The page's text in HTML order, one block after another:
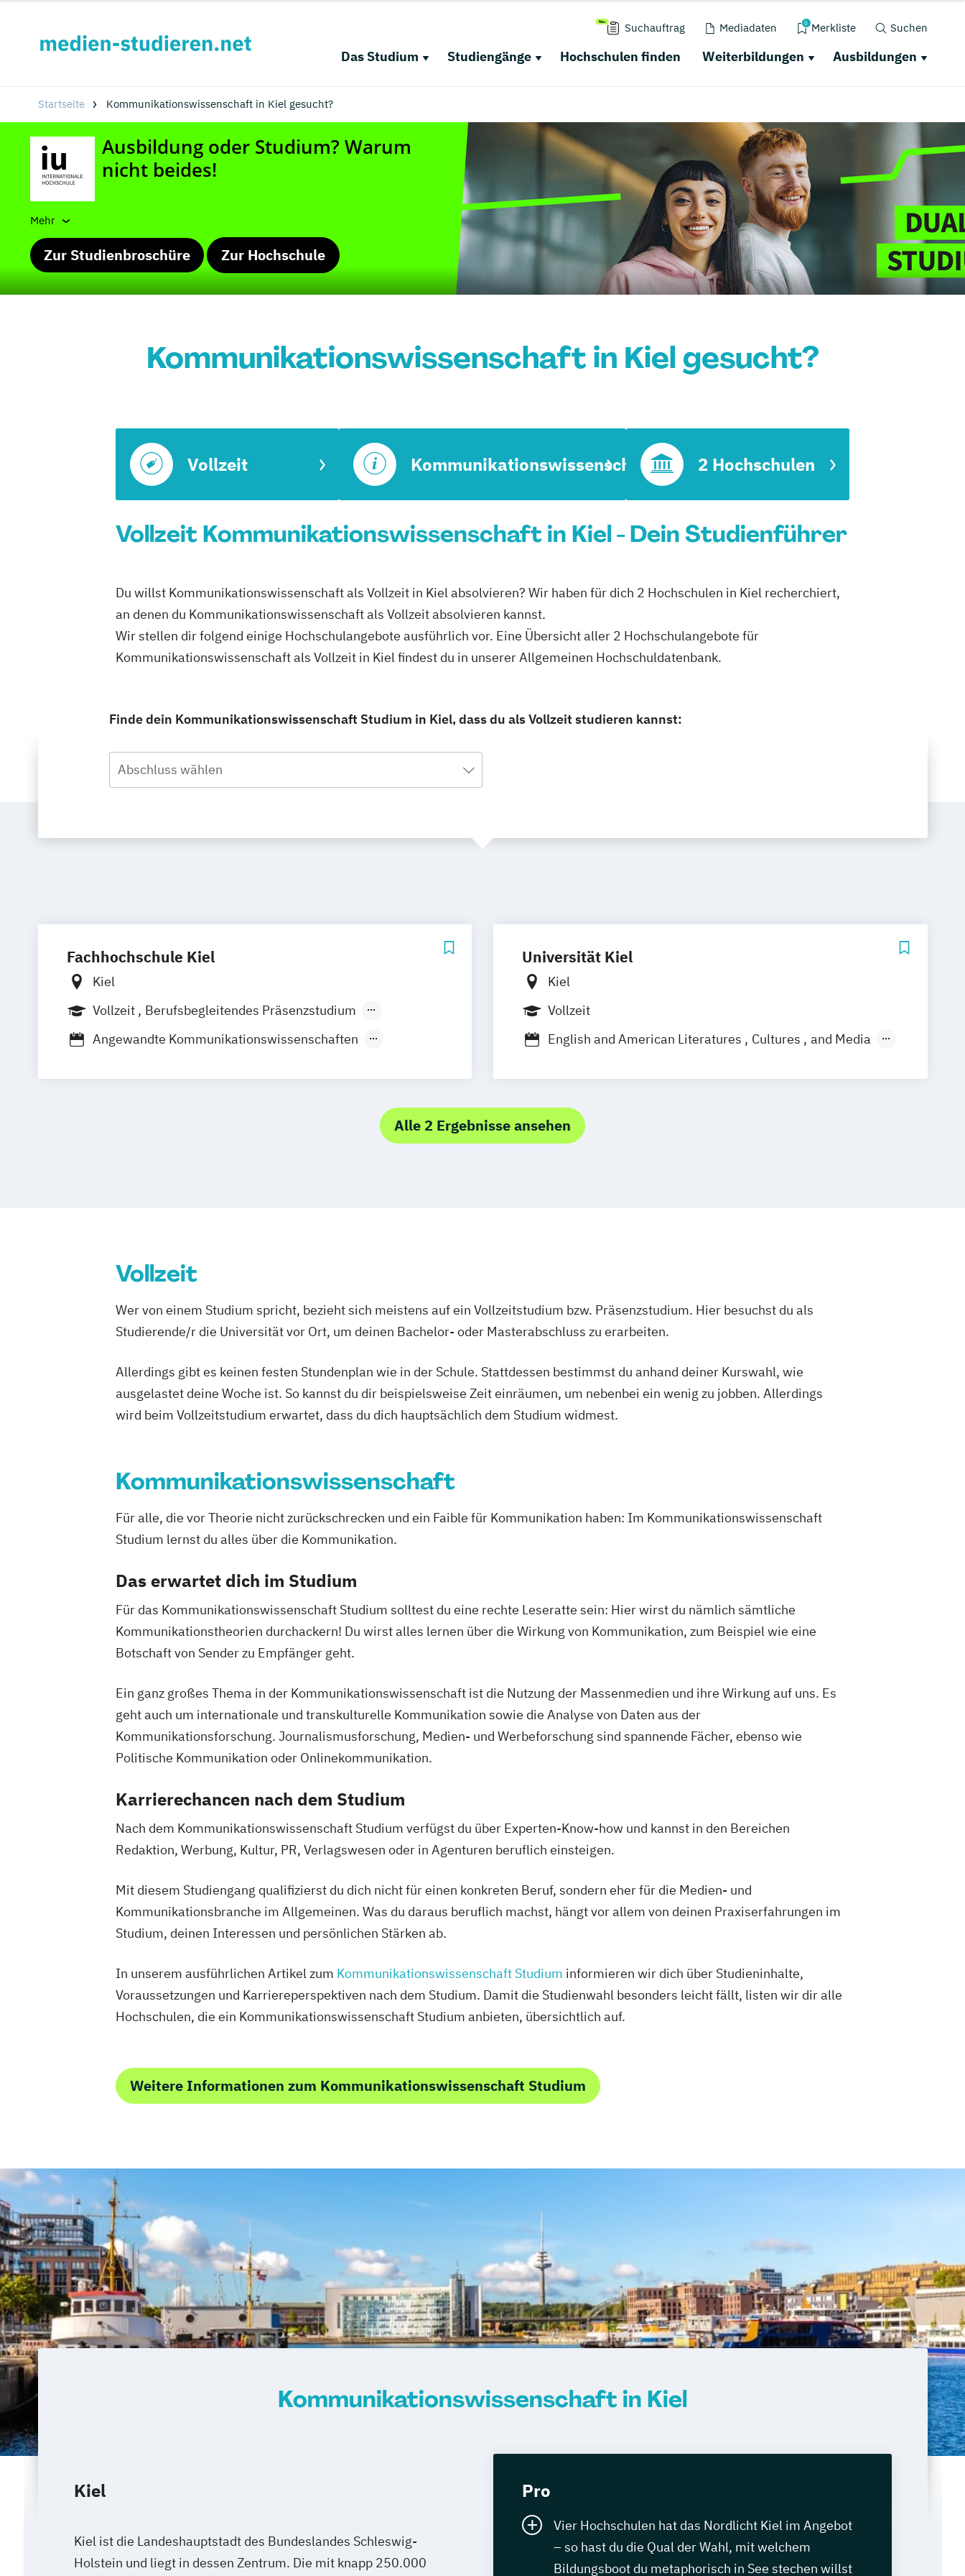
Suchauftrag Mediadaten 0 Merkliste Suchen
Das Studium Studiengänge Hochschulen finden Weiterbildungen Ausbildungen
Startseite Kommunikationswissenschaft in Kiel gesucht?
Mehr
Zur Studienbroschüre Zur Hochschule
Kommunikationswissenschaft in Kiel gesucht?
Vollzeit Kommunikationswissenschaft 2 Hochschulen
Vollzeit Kommunikationswissenschaft in Kiel - Dein Studienführer
Du willst Kommunikationswissenschaft als Vollzeit in Kiel absolvieren? Wir haben für dich 2 Hochschulen in Kiel recherchiert,
an denen du Kommunikationswissenschaft als Vollzeit absolvieren kannst.
Wir stellen dir folgend einige Hochschulangebote ausführlich vor. Eine Übersicht aller 2 Hochschulangebote für
Kommunikationswissenschaft als Vollzeit in Kiel findest du in unserer Allgemeinen Hochschuldatenbank.
Finde dein Kommunikationswissenschaft Studium in Kiel, dass du als Vollzeit studieren kannst:
Abschluss wählen
Fachhochschule Kiel
Kiel
Vollzeit
Berufsbegleitendes Präsenzstudium
Duales Studium
Fernstudium
Angewandte Kommunikationswissenschaften
Journalismus und Medienwirtschaft
Öffentlichkeitsarbeit und Unternehmenskommunikation
Universität Kiel
Kiel
Vollzeit
English and American Literatures
Cultures
and Media
Medienwissenschaft: Film und Fernsehen
Alle 2 Ergebnisse ansehen
Vollzeit
Wer von einem Studium spricht, bezieht sich meistens auf ein Vollzeitstudium bzw. Präsenzstudium. Hier besuchst du als
Studierende/r die Universität vor Ort, um deinen Bachelor- oder Masterabschluss zu erarbeiten.
Allerdings gibt es keinen festen Stundenplan wie in der Schule. Stattdessen bestimmst du anhand deiner Kurswahl, wie
ausgelastet deine Woche ist. So kannst du dir beispielsweise Zeit einräumen, um nebenbei ein wenig zu jobben. Allerdings
wird beim Vollzeitstudium erwartet, dass du dich hauptsächlich dem Studium widmest.
Kommunikationswissenschaft
Für alle, die vor Theorie nicht zurückschrecken und ein Faible für Kommunikation haben: Im Kommunikationswissenschaft
Studium lernst du alles über die Kommunikation.
Das erwartet dich im Studium
Für das Kommunikationswissenschaft Studium solltest du eine rechte Leseratte sein: Hier wirst du nämlich sämtliche
Kommunikationstheorien durchackern! Du wirst alles lernen über die Wirkung von Kommunikation, zum Beispiel wie eine
Botschaft von Sender zu Empfänger geht.
Ein ganz großes Thema in der Kommunikationswissenschaft ist die Nutzung der Massenmedien und ihre Wirkung auf uns. Es
geht auch um internationale und transkulturelle Kommunikation sowie die Analyse von Daten aus der
Kommunikationsforschung. Journalismusforschung, Medien- und Werbeforschung sind spannende Fächer, ebenso wie
Politische Kommunikation oder Onlinekommunikation.
Karrierechancen nach dem Studium
Nach dem Kommunikationswissenschaft Studium verfügst du über Experten-Know-how und kannst in den Bereichen
Redaktion, Werbung, Kultur, PR, Verlagswesen oder in Agenturen beruflich einsteigen.
Mit diesem Studiengang qualifizierst du dich nicht für einen konkreten Beruf, sondern eher für die Medien- und
Kommunikationsbranche im Allgemeinen. Was du daraus beruflich machst, hängt vor allem von deinen Praxiserfahrungen im
Studium, deinen Interessen und persönlichen Stärken ab.
In unserem ausführlichen Artikel zum Kommunikationswissenschaft Studium informieren wir dich über Studieninhalte,
Voraussetzungen und Karriereperspektiven nach dem Studium. Damit die Studienwahl besonders leicht fällt, listen wir dir alle
Hochschulen, die ein Kommunikationswissenschaft Studium anbieten, übersichtlich auf.
Weitere Informationen zum Kommunikationswissenschaft Studium
Kommunikationswissenschaft in Kiel
Kiel
Kiel ist die Landeshauptstadt des Bundeslandes Schleswig-
Holstein und liegt in dessen Zentrum. Die mit knapp 250.000
Pro
Vier Hochschulen hat das Nordlicht Kiel im Angebot
– so hast du die Qual der Wahl, mit welchem
Bildungsboot du metaphorisch in See stechen willst